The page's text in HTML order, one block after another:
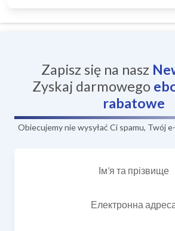
Zapisz się na nasz
Zyskaj darmowego
rabatowe
Obiecujemy nie wysyłać Ci spamu, Twój
Ім’я та прізвище
Електронна